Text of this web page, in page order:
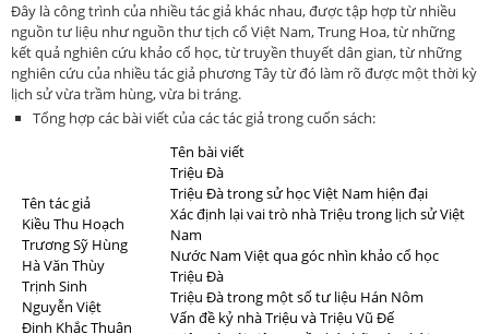
Đây là công trình của nhiều tác giả khác nhau, được tập hợp từ nhiều
nguồn tư liệu như nguồn thư tịch cổ Việt Nam, Trung Hoa, từ những
kết quả nghiên cứu khảo cổ học, từ truyền thuyết dân gian, từ những
nghiên cứu của nhiều tác giả phương Tây từ đó làm rõ được một thời kỳ
lịch sử vừa trầm hùng, vừa bi tráng.
Tổng hợp các bài viết của các tác giả trong cuốn sách:
Tên tác giả
Kiều Thu Hoạch
Trương Sỹ Hùng
Hà Văn Thùy
Trịnh Sinh
Nguyễn Việt
Đinh Khắc Thuân
Tên bài viết
Triệu Đà
Triệu Đà trong sử học Việt Nam hiện đại
Xác định lại vai trò nhà Triệu trong lịch sử Việt
Nam
Nước Nam Việt qua góc nhìn khảo cổ học
Triệu Đà
Triệu Đà trong một số tư liệu Hán Nôm
Vấn đề kỷ nhà Triệu và Triệu Vũ Đế